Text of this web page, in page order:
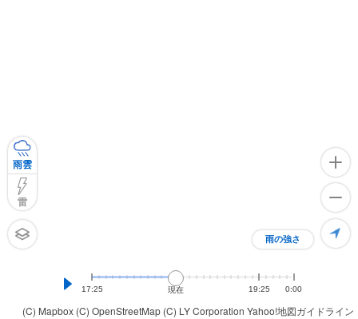
(C) Mapbox (C) OpenStreetMap (C) LY Corporation Yahoo!地図ガイドライン
雨の強さ
雨雲
雷
17:25 現在 19:25 0:00